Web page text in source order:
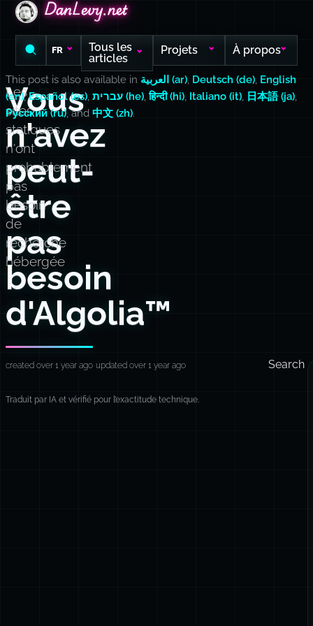
DanLevy.net
DanLevy.net
DanLevy.net
FR
Tous les
articles
Projets À propos
Vous
n'avez
peut-
être
pas
besoin
d'Algolia™
Les
sites
statiques
n'ont
probablement
pas
besoin
de
recherche
hébergée
This post is also available in العربية (ar), Deutsch (de), English
(en),Español (es), עברית (he),हिन्दी (hi), Italiano (it), 日本語 (ja),
Русский (ru), and 中文 (zh).
created over 1 year ago updated over 1 year ago Search
Traduit par IA et vérifié pour l’exactitude technique.